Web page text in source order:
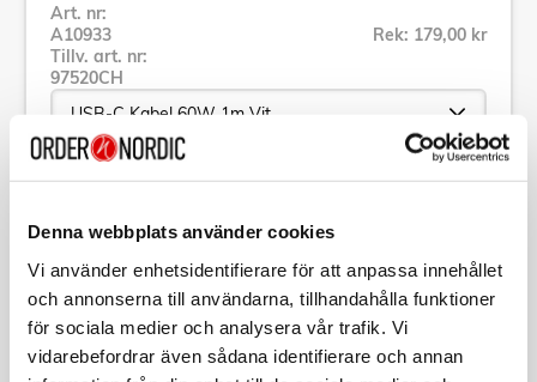
Denna webbplats använder cookies
Vi använder enhetsidentifierare för att anpassa innehållet
och annonserna till användarna, tillhandahålla funktioner
för sociala medier och analysera vår trafik. Vi
vidarebefordrar även sådana identifierare och annan
Art. nr:
A10933
Tillv. art. nr:
97520CH
Rek: 179,00 kr
Specifikation
Beskrivning